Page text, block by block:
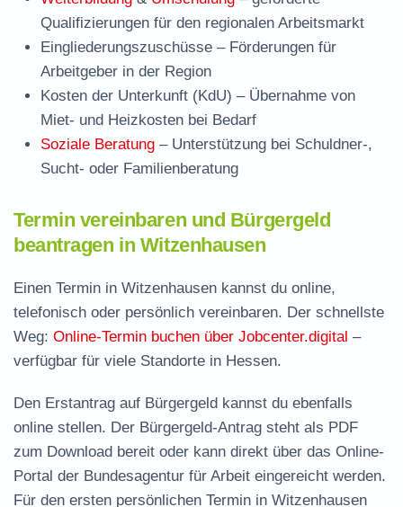
Qualifizierungen für den regionalen Arbeitsmarkt
Eingliederungszuschüsse – Förderungen für
Arbeitgeber in der Region
Kosten der Unterkunft (KdU) – Übernahme von
Miet- und Heizkosten bei Bedarf
Soziale Beratung – Unterstützung bei Schuldner-,
Sucht- oder Familienberatung
Termin vereinbaren und Bürgergeld
beantragen in Witzenhausen
Einen Termin in Witzenhausen kannst du online,
telefonisch oder persönlich vereinbaren. Der schnellste
Weg: Online-Termin buchen über Jobcenter.digital –
verfügbar für viele Standorte in Hessen.
Den Erstantrag auf Bürgergeld kannst du ebenfalls
online stellen. Der Bürgergeld-Antrag steht als PDF
zum Download bereit oder kann direkt über das Online-
Portal der Bundesagentur für Arbeit eingereicht werden.
Für den ersten persönlichen Termin in Witzenhausen